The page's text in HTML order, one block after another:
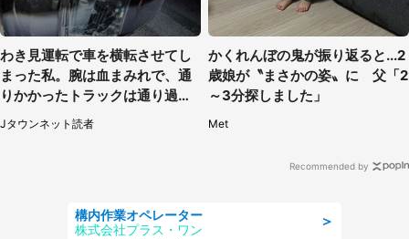
わき見運転で車を横転させてし
まった私。腕は血まみれで、通
りかかったトラックは通り過ぎ
ていき...（福岡県・30代女性）
Jタウンネット読者
かくれんぼの鬼が振り返ると...2
歳娘が〝まさかの姿〟に 父「2
～3分探しました」
Met
Recommended by
＞
構内作業オペレーター
株式会社プラス・ワン